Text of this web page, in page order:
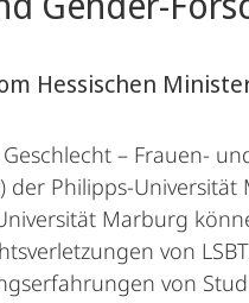
Hessischen
– Frauen-
Philipps-
Marburg
von
von